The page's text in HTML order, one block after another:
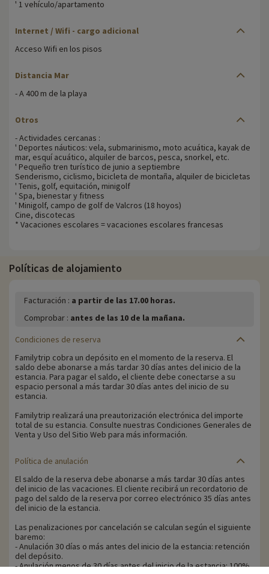
' 1 vehículo/apartamento
Internet / Wifi - cargo adicional
Acceso Wifi en los pisos
Distancia Mar
- A 400 m de la playa
Otros
- Actividades cercanas :
' Deportes náuticos: vela, submarinismo, moto acuática, kayak de
mar, esquí acuático, alquiler de barcos, pesca, snorkel, etc.
' Pequeño tren turístico de junio a septiembre
Senderismo, ciclismo, bicicleta de montaña, alquiler de bicicletas
' Tenis, golf, equitación, minigolf
' Spa, bienestar y fitness
' Minigolf, campo de golf de Valcros (18 hoyos)
Cine, discotecas
* Vacaciones escolares = vacaciones escolares francesas
Políticas de alojamiento
Facturación : a partir de las 17.00 horas.
Comprobar : antes de las 10 de la mañana.
Condiciones de reserva
Familytrip cobra un depósito en el momento de la reserva. El
saldo debe abonarse a más tardar 30 días antes del inicio de la
estancia. Para pagar el saldo, el cliente debe conectarse a su
espacio personal a más tardar 30 días antes del inicio de su
estancia.
Familytrip realizará una preautorización electrónica del importe
total de su estancia. Consulte nuestras Condiciones Generales de
Venta y Uso del Sitio Web para más información.
Política de anulación
El saldo de la reserva debe abonarse a más tardar 30 días antes
del inicio de las vacaciones. El cliente recibirá un recordatorio de
pago del saldo de la reserva por correo electrónico 35 días antes
del inicio de la estancia.
Las penalizaciones por cancelación se calculan según el siguiente
baremo:
- Anulación 30 días o más antes del inicio de la estancia: retención
del depósito.
- Anulación menos de 30 días antes del inicio de la estancia: 100%